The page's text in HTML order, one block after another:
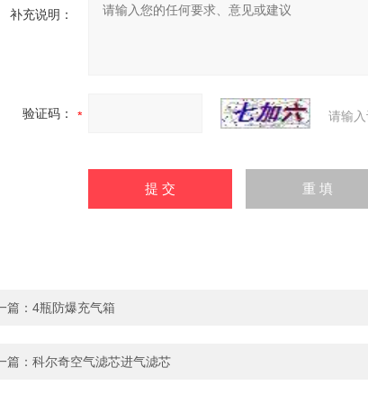
补充说明：
验证码： 请输
篇： 4瓶防爆充气箱
篇： 科尔奇空气滤芯进气滤芯